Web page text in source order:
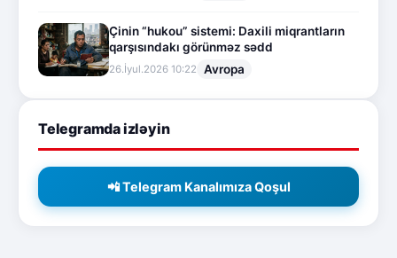
Çinin “hukou” sistemi: Daxili miqrantların
qarşısındakı görünməz sədd
26.İyul.2026 10:22 Avropa
Telegramda izləyin
📲 Telegram Kanalımıza Qoşul